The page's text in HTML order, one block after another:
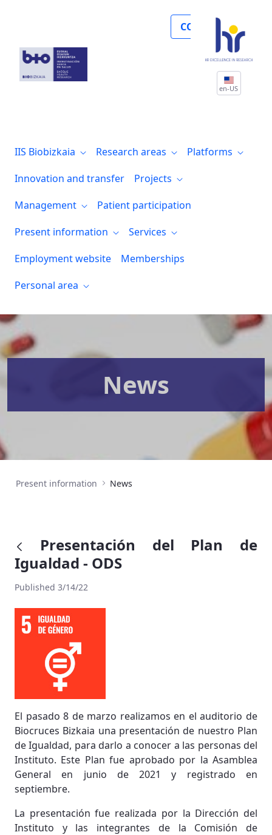
COLLABORATE
en-US
IIS Biobizkaia Research areas
Platforms
Innovation and transfer
Projects
Management
Patient participation
Present information
Services
Employment website
Memberships
Personal area
News
Present information News
Presentación del Plan de
Igualdad - ODS
Published 3/14/22
El pasado 8 de marzo realizamos en el auditorio de
Biocruces Bizkaia una presentación de nuestro Plan
de Igualdad, para darlo a conocer a las personas del
Instituto. Este Plan fue aprobado por la Asamblea
General en junio de 2021 y registrado en
septiembre.
La presentación fue realizada por la Dirección del
Instituto y las integrantes de la Comisión de